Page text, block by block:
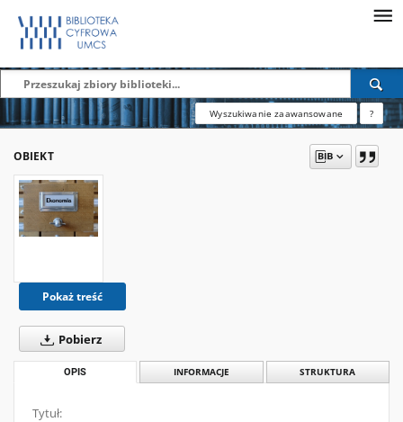
Wyszukiwanie zaawansowane ?
OBIEKT
Pokaż treść
Pobierz
OPIS INFORMACJE STRUKTURA
Tytuł: